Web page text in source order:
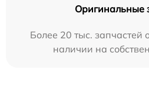
Оригинальные
Более 20 тыс. запчастей
наличии на